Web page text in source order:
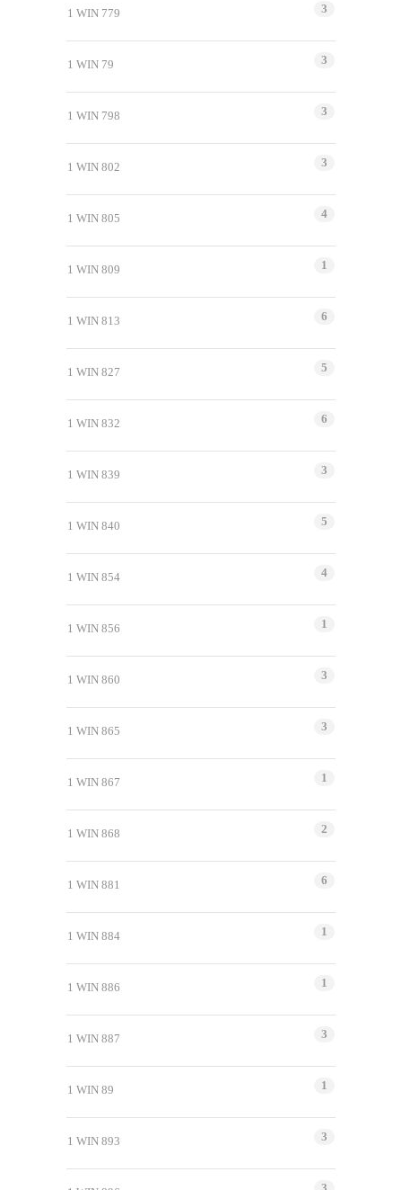
1 WIN 779 3
1 WIN 79 3
1 WIN 798 3
1 WIN 802 3
1 WIN 805 4
1 WIN 809 1
1 WIN 813 6
1 WIN 827 5
1 WIN 832 6
1 WIN 839 3
1 WIN 840 5
1 WIN 854 4
1 WIN 856 1
1 WIN 860 3
1 WIN 865 3
1 WIN 867 1
1 WIN 868 2
1 WIN 881 6
1 WIN 884 1
1 WIN 886 1
1 WIN 887 3
1 WIN 89 1
1 WIN 893 3